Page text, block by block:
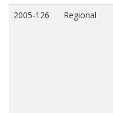
2005-126 Regional